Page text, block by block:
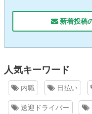
新着投稿
人気キーワード
内職 日払い
送迎ドライバー